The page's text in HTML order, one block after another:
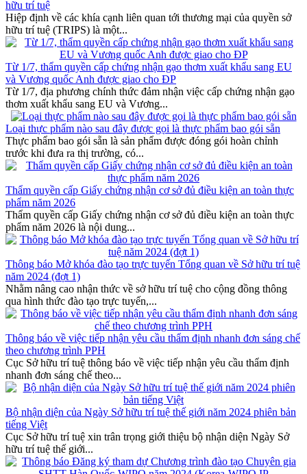
hữu trí tuệ
Hiệp định về các khía cạnh liên quan tới thương mại của quyền sở
hữu trí tuệ (TRIPS) là một...
Từ 1/7, thẩm quyền cấp chứng nhận gạo thơm xuất khẩu sang EU
và Vương quốc Anh được giao cho ĐP
Từ 1/7, địa phương chính thức đảm nhận việc cấp chứng nhận gạo
thơm xuất khẩu sang EU và Vương...
Loại thực phẩm nào sau đây được gọi là thực phẩm bao gói sẵn
Thực phẩm bao gói sẵn là sản phẩm được đóng gói hoàn chỉnh
trước khi đưa ra thị trường, có...
Thẩm quyền cấp Giấy chứng nhận cơ sở đủ điều kiện an toàn thực
phẩm năm 2026
Thẩm quyền cấp Giấy chứng nhận cơ sở đủ điều kiện an toàn thực
phẩm năm 2026 là nội dung...
Thông báo Mở khóa đào tạo trực tuyến Tổng quan về Sở hữu trí tuệ
năm 2024 (đợt 1)
Nhằm nâng cao nhận thức về sở hữu trí tuệ cho cộng đồng thông
qua hình thức đào tạo trực tuyến,...
Thông báo về việc tiếp nhận yêu cầu thẩm định nhanh đơn sáng chế
theo chương trình PPH
Cục Sở hữu trí tuệ thông báo về việc tiếp nhận yêu cầu thẩm định
nhanh đơn sáng chế theo...
Bộ nhận diện của Ngày Sở hữu trí tuệ thế giới năm 2024 phiên bản
tiếng Việt
Cục Sở hữu trí tuệ xin trân trọng giới thiệu bộ nhận diện Ngày Sở
hữu trí tuệ thế giới...